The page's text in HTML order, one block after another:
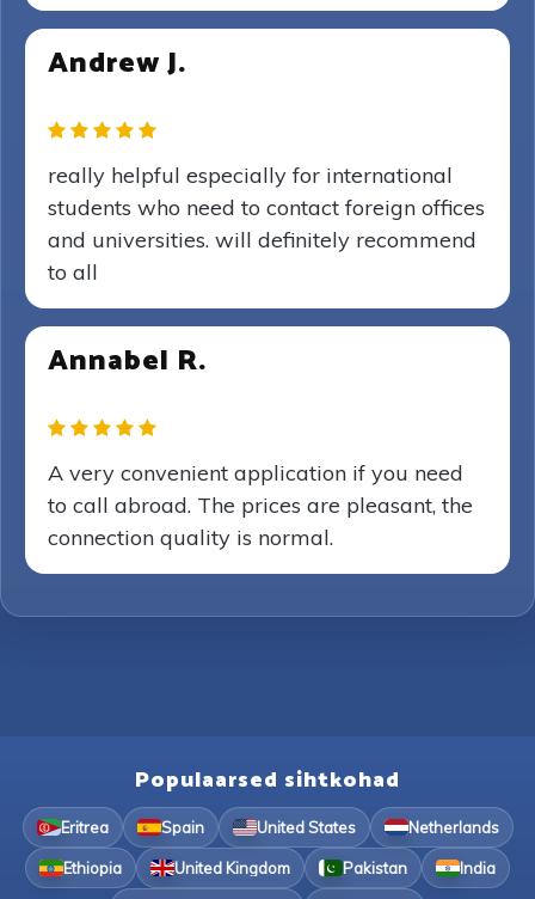
Andrew J.
really helpful especially for international
students who need to contact foreign offices
and universities. will definitely recommend
to all
Annabel R.
A very convenient application if you need
to call abroad. The prices are pleasant, the
connection quality is normal.
Populaarsed sihtkohad
Eritrea Spain United States Netherlands
Ethiopia United Kingdom Pakistan India